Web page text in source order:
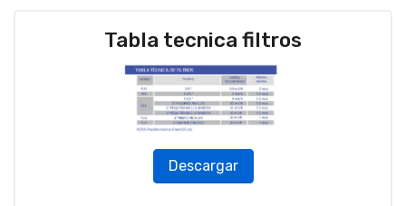
Tabla tecnica filtros
Descargar